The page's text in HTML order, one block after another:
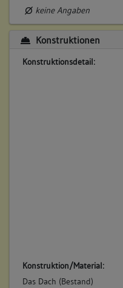
keine Angaben
Konstruktionen
Konstruktionsdetail:
Konstruktion/Material:
Das Dach (Bestand)